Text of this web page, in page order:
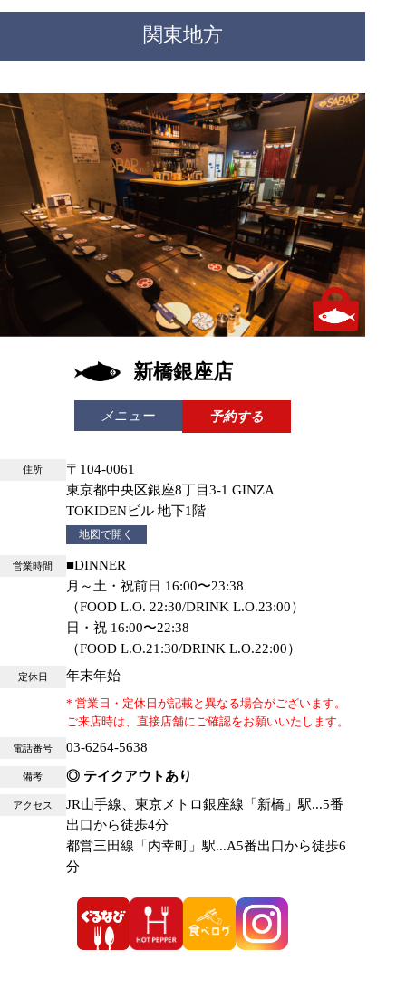
関東地方
テイクアウトあり
新橋銀座店
メニュー 予約する
住所
〒104-0061
東京都中央区銀座8丁目3-1 GINZA
TOKIDENビル 地下1階
地図で開く
営業時間
■DINNER
月～土・祝前日 16:00〜23:38
（FOOD L.O. 22:30/DRINK L.O.23:00）
日・祝 16:00〜22:38
（FOOD L.O.21:30/DRINK L.O.22:00）
定休日 年末年始
* 営業日・定休日が記載と異なる場合がございます。
ご来店時は、直接店舗にご確認をお願いいたします。
電話番号 03-6264-5638
備考 ◎ テイクアウトあり
アクセス
JR山手線、東京メトロ銀座線「新橋」駅...5番
出口から徒歩4分
都営三田線「内幸町」駅...A5番出口から徒歩6
分